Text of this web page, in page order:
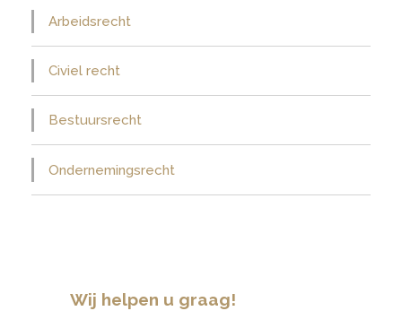
Arbeidsrecht
Civiel recht
Bestuursrecht
Ondernemingsrecht
Wij helpen u graag!